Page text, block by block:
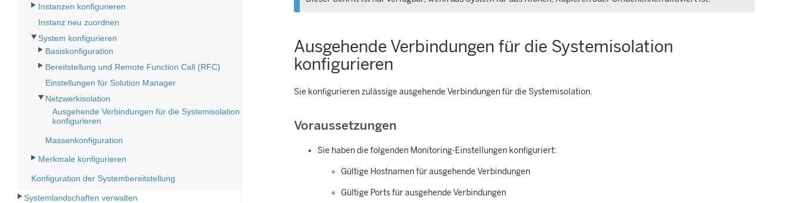
Instanzen konfigurieren
Instanz neu zuordnen
System konfigurieren
Basiskonfiguration
Bereitstellung und Remote Function Call (RFC)
Einstellungen für Solution Manager
Netzwerkisolation
Ausgehende Verbindungen für die Systemisolation
konfigurieren
Massenkonfiguration
Merkmale konfigurieren
Konfiguration der Systembereitstellung
Systemlandschaften verwalten
Ausgehende Verbindungen für die Systemisolation
konfigurieren
Sie konfigurieren zulässige ausgehende Verbindungen für die Systemisolation.
Voraussetzungen
Sie haben die folgenden Monitoring-Einstellungen konfiguriert:
Gültige Hostnamen für ausgehende Verbindungen
Gültige Ports für ausgehende Verbindungen